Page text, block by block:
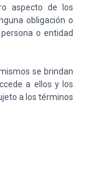
aspecto de los
obligación o
o entidad
se brindan
a ellos y los
a los términos